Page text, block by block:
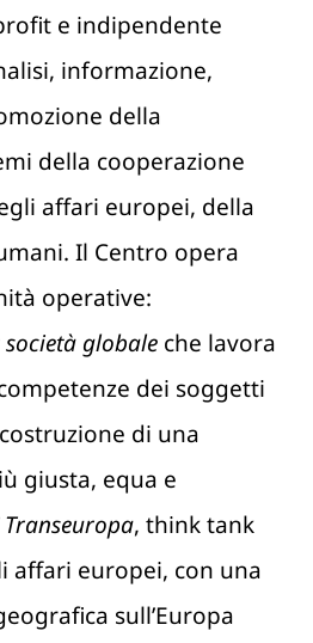
e indipendente
informazione,
della
della cooperazione
affari europei, della
Il Centro opera
operative:
società globaleche lavora
dei soggetti
di una
giusta, equa e
Transeuropa, think tank
affari europei, con una
sull’Europa